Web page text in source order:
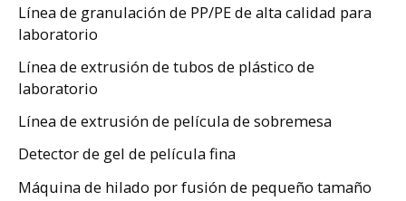
Línea de granulación de PP/PE de alta calidad para
laboratorio
Línea de extrusión de tubos de plástico de
laboratorio
Línea de extrusión de película de sobremesa
Detector de gel de película fina
Máquina de hilado por fusión de pequeño tamaño